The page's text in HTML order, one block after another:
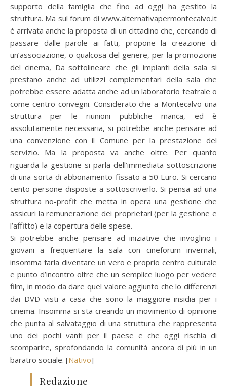
supporto della famiglia che fino ad oggi ha gestito la
struttura. Ma sul forum di www.alternativapermontecalvo.it
è arrivata anche la proposta di un cittadino che, cercando di
passare dalle parole ai fatti, propone la creazione di
un’associazione, o qualcosa del genere, per la promozione
del cinema, Da sottolineare che gli impianti della sala si
prestano anche ad utilizzi complementari della sala che
potrebbe essere adatta anche ad un laboratorio teatrale o
come centro convegni. Considerato che a Montecalvo una
struttura per le riunioni pubbliche manca, ed è
assolutamente necessaria, si potrebbe anche pensare ad
una convenzione con il Comune per la prestazione del
servizio. Ma la proposta va anche oltre. Per quanto
riguarda la gestione si parla dell’immediata sottoscrizione
di una sorta di abbonamento fissato a 50 Euro. Si cercano
cento persone disposte a sottoscriverlo. Si pensa ad una
struttura no-profit che metta in opera una gestione che
assicuri la remunerazione dei proprietari (per la gestione e
l’affitto) e la copertura delle spese.
Si potrebbe anche pensare ad iniziative che invoglino i
giovani a frequentare la sala con cineforum invernali,
insomma farla diventare un vero e proprio centro culturale
e punto d’incontro oltre che un semplice luogo per vedere
film, in modo da dare quel valore aggiunto che lo differenzi
dai DVD visti a casa che sono la maggiore insidia per i
cinema. Insomma si sta creando un movimento di opinione
che punta al salvataggio di una struttura che rappresenta
uno dei pochi vanti per il paese e che oggi rischia di
scomparire, sprofondando la comunità ancora di più in un
baratro sociale. [Nativo]
Redazione